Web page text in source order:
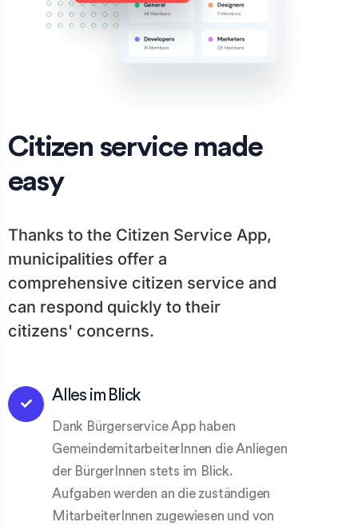
Citizen service made
easy
Thanks to the Citizen Service App,
municipalities offer a
comprehensive citizen service and
can respond quickly to their
citizens' concerns.
Alles im Blick
Dank Bürgerservice App haben
GemeindemitarbeiterInnen die Anliegen
der BürgerInnen stets im Blick.
Aufgaben werden an die zuständigen
MitarbeiterInnen zugewiesen und von